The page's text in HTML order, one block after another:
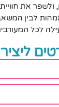
ולשפר את
לבין
לכל